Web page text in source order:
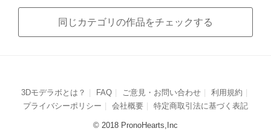
同じカテゴリの作品をチェックする
3Dモデラボとは？ FAQ ご意見・お問い合わせ
利用規約
プライバシーポリシー
会社概要 特定商取引法に基づく表記
© 2018 PronoHearts,Inc